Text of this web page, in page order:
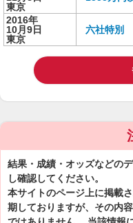
東京
2016年
10月9日
東京
六社特別
結果・成績・オッズなどの
し確認してください。
本サイトのページ上に掲載
期しておりますが、その内